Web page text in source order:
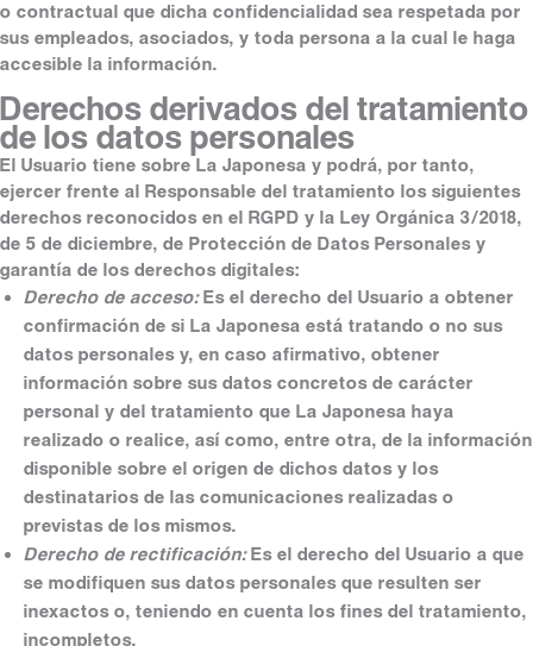
o contractual que dicha confidencialidad sea respetada por
sus empleados, asociados, y toda persona a la cual le haga
accesible la información.
Derechos derivados del tratamiento
de los datos personales
El Usuario tiene sobre La Japonesa y podrá, por tanto,
ejercer frente al Responsable del tratamiento los siguientes
derechos reconocidos en el RGPD y la Ley Orgánica 3/2018,
de 5 de diciembre, de Protección de Datos Personales y
garantía de los derechos digitales:
Derecho de acceso:Es el derecho del Usuario a obtener
confirmación de si La Japonesa está tratando o no sus
datos personales y, en caso afirmativo, obtener
información sobre sus datos concretos de carácter
personal y del tratamiento que La Japonesa haya
realizado o realice, así como, entre otra, de la información
disponible sobre el origen de dichos datos y los
destinatarios de las comunicaciones realizadas o
previstas de los mismos.
Derecho de rectificación:Es el derecho del Usuario a que
se modifiquen sus datos personales que resulten ser
inexactos o, teniendo en cuenta los fines del tratamiento,
incompletos.